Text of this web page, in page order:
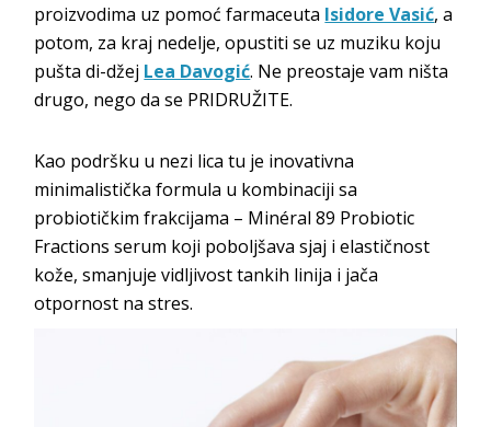
proizvodima uz pomoć farmaceuta Isidore Vasić, a
potom, za kraj nedelje, opustiti se uz muziku koju
pušta di-džej Lea Davogić. Ne preostaje vam ništa
drugo, nego da se PRIDRUŽITE.
Kao podršku u nezi lica tu je inovativna
minimalistička formula u kombinaciji sa
probiotičkim frakcijama – Minéral 89 Probiotic
Fractions serum koji poboljšava sjaj i elastičnost
kože, smanjuje vidljivost tankih linija i jača
otpornost na stres.